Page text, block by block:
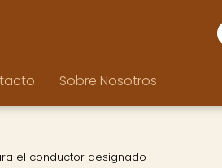
Sobre Nosotros
el conductor designado